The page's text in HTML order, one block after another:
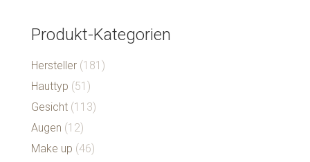
Produkt-Kategorien
Hersteller (181)
Hauttyp (51)
Gesicht (113)
Augen (12)
Make up (46)